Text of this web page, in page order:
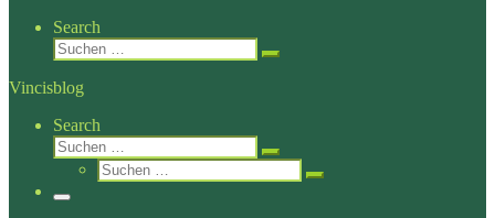
Search
Suche
Suchen …
Vincisblog
Search
Suche
Suchen …
Suche
Suchen …
Menü